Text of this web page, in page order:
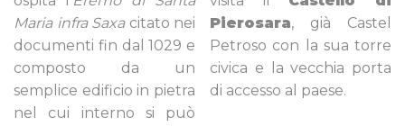
Maria infra Saxacitato nei
documenti fin dal 1029 e
composto da un
semplice edificio in pietra
nel cui interno si può
Pierosara, già Castel
Petroso con la sua torre
civica e la vecchia porta
di accesso al paese.